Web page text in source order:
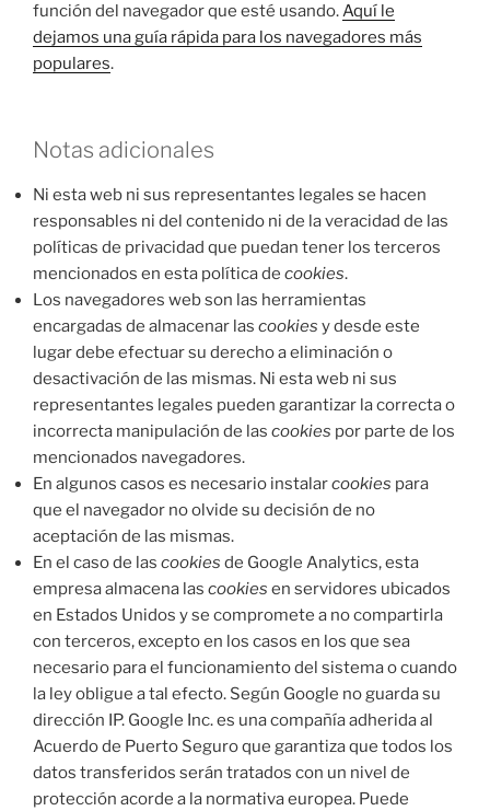
función del navegador que esté usando.Aquí le
dejamos una guía rápida para los navegadores más
populares.
Notas adicionales
Ni esta web ni sus representantes legales se hacen
responsables ni del contenido ni de la veracidad de las
políticas de privacidad que puedan tener los terceros
mencionados en esta política de cookies.
Los navegadores web son las herramientas
encargadas de almacenar las cookies y desde este
lugar debe efectuar su derecho a eliminación o
desactivación de las mismas. Ni esta web ni sus
representantes legales pueden garantizar la correcta o
incorrecta manipulación de las cookies por parte de los
mencionados navegadores.
En algunos casos es necesario instalarcookies para
que el navegador no olvide su decisión de no
aceptación de las mismas.
En el caso de las cookies de Google Analytics, esta
empresa almacena las cookies en servidores ubicados
en Estados Unidos y se compromete a no compartirla
con terceros, excepto en los casos en los que sea
necesario para el funcionamiento del sistema o cuando
la ley obligue a tal efecto. Según Google no guarda su
dirección IP. Google Inc. es una compañía adherida al
Acuerdo de Puerto Seguro que garantiza que todos los
datos transferidos serán tratados con un nivel de
protección acorde a la normativa europea. Puede